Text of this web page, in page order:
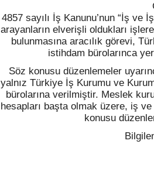
4857 sayılı İş Kanunu’nun “İş ve
arayanların elverişli oldukları
bulunmasına aracılık görevi,
istihdam bürolarınca
Söz konusu düzenlemeler
yalnız Türkiye İş Kurumu ve
bürolarına verilmiştir. Meslek
hesapları başta olmak üzere, iş
konusu